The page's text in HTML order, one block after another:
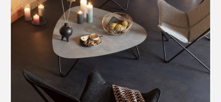
野外耐久性に優れたSunbrella®生地は、紫外線や雨、海
水、潮風などの自然環境にも強く、色あせやカビが発生
しにくいのが特徴です。